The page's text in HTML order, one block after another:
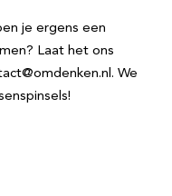
je ergens een
Laat het ons
We